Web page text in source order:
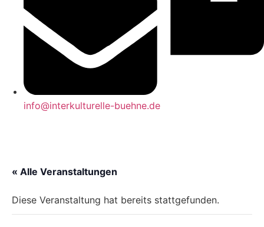
info@interkulturelle-buehne.de
« Alle Veranstaltungen
Diese Veranstaltung hat bereits stattgefunden.